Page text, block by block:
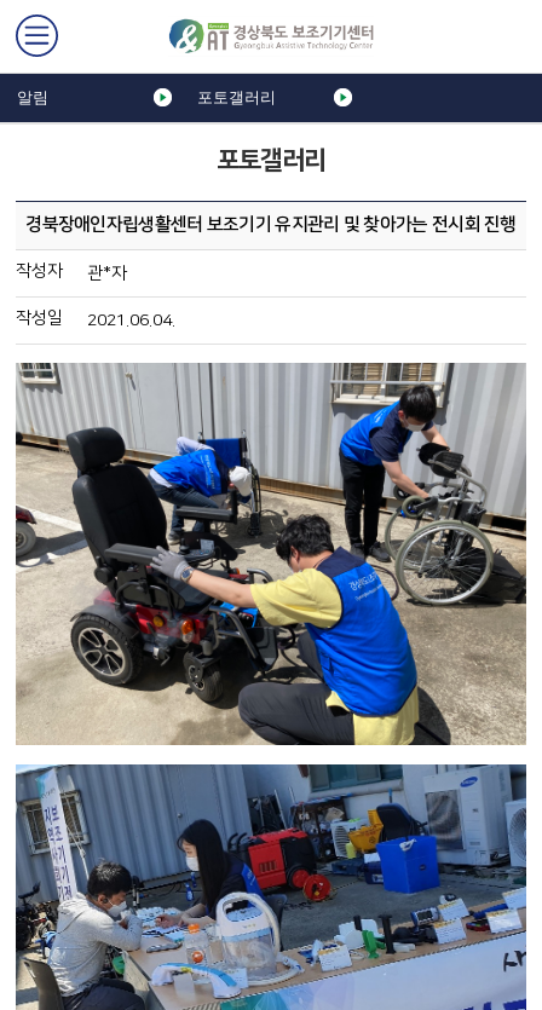
포토갤러리
알림 포토갤러리
경북장애인자립생활센터 보조기기 유지관리 및 찾아가는 전시회 진행
작성자 관*자
작성일 2021.06.04.